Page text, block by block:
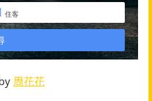
周花花